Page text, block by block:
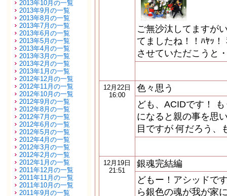
2013年10月の一覧
2013年9月の一覧
2013年8月の一覧
2013年7月の一覧
2013年6月の一覧
2013年5月の一覧
2013年4月の一覧
2013年3月の一覧
2013年2月の一覧
2013年1月の一覧
2012年12月の一覧
2012年11月の一覧
2012年10月の一覧
2012年9月の一覧
2012年8月の一覧
2012年7月の一覧
2012年6月の一覧
2012年5月の一覧
2012年4月の一覧
2012年3月の一覧
2012年2月の一覧
2012年1月の一覧
2011年12月の一覧
2011年11月の一覧
2011年10月の一覧
2011年9月の一覧
ご無沙汰してますが
てましたね！！ﾊﾔｯ
させていただこうと
12月22日
16:00
色々思う
ども、ACIDです！
になると親の事を思
目ですが 何だろう、
12月19日
21:51
銀魂完結編
どもー！アシッドで
ら銀色の魂が我が家